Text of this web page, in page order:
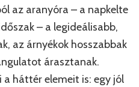
az aranyóra – a napkelte
– a legideálisabb,
az árnyékok hosszabbak
árasztanak.
a háttér elemeit is: egy jól